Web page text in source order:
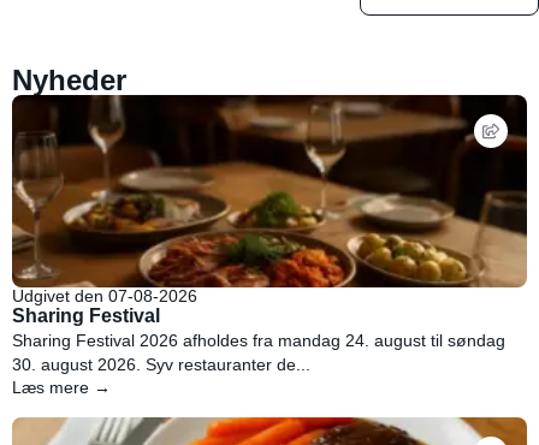
Nyheder
Udgivet den 07-08-2026
Sharing Festival
Sharing Festival 2026 afholdes fra mandag 24. august til søndag
30. august 2026. Syv restauranter de...
Læs mere →